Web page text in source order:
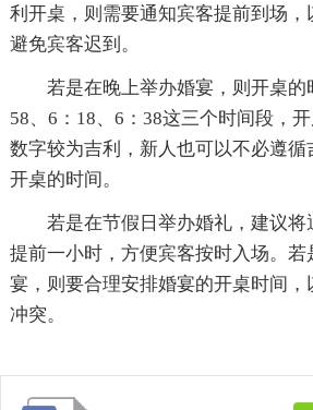
利开桌，则需要通知宾客提前到场，
避免宾客迟到。
若是在晚上举办婚宴，则开桌的
58、6：18、6：38这三个时间段，
数字较为吉利，新人也可以不必遵循
开桌的时间。
若是在节假日举办婚礼，建议
提前一小时，方便宾客按时入场。
宴，则要合理安排婚宴的开桌时间，
冲突。